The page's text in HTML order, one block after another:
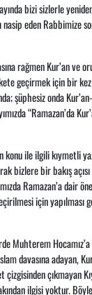
bizi sizlerle
nasip eden Rabbimize
rağmen Kur’an ve
geçirmek için bir kez
şüphesiz onda
“Ramazan’da
konu ile ilgili kıymetli
bizlere bir bakış
Ramazan’a dair
için yapılması
Muhterem
davasına adayan,
çizgisinden çıkmayan
ilgisi yoktur.